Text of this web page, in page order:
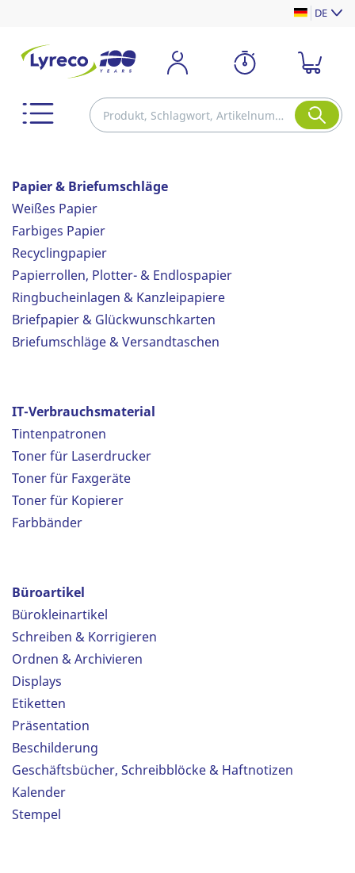
DE
Papier & Briefumschläge
Weißes Papier
Farbiges Papier
Recyclingpapier
Papierrollen, Plotter- & Endlospapier
Ringbucheinlagen & Kanzleipapiere
Briefpapier & Glückwunschkarten
Briefumschläge & Versandtaschen
IT-Verbrauchsmaterial
Tintenpatronen
Toner für Laserdrucker
Toner für Faxgeräte
Toner für Kopierer
Farbbänder
Büroartikel
Bürokleinartikel
Schreiben & Korrigieren
Ordnen & Archivieren
Displays
Etiketten
Präsentation
Beschilderung
Geschäftsbücher, Schreibblöcke & Haftnotizen
Kalender
Stempel